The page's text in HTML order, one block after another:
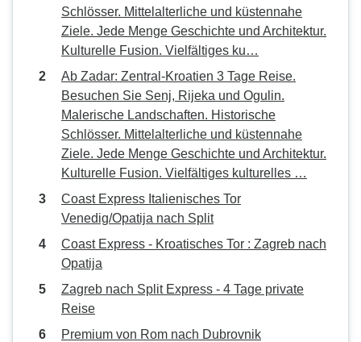
Schlösser. Mittelalterliche und küstennahe
Ziele. Jede Menge Geschichte und Architektur.
Kulturelle Fusion. Vielfältiges ku…
Ab Zadar: Zentral-Kroatien 3 Tage Reise.
Besuchen Sie Senj, Rijeka und Ogulin.
Malerische Landschaften. Historische
Schlösser. Mittelalterliche und küstennahe
Ziele. Jede Menge Geschichte und Architektur.
Kulturelle Fusion. Vielfältiges kulturelles …
Coast Express Italienisches Tor
Venedig/Opatija nach Split
Coast Express - Kroatisches Tor : Zagreb nach
Opatija
Zagreb nach Split Express - 4 Tage private
Reise
Premium von Rom nach Dubrovnik